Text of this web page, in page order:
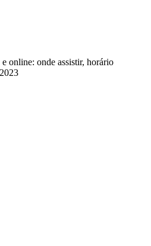
online: onde assistir, horário